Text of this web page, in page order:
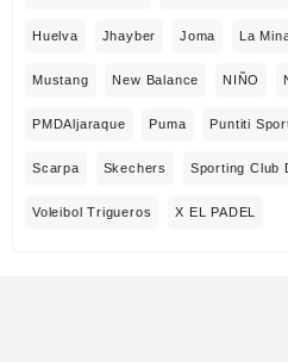
Huelva Jhayber Joma La
Mustang New Balance NIÑO
PMDAljaraque Puma Puntiti
Scarpa Skechers Sporting Club
Voleibol Trigueros X EL PADEL